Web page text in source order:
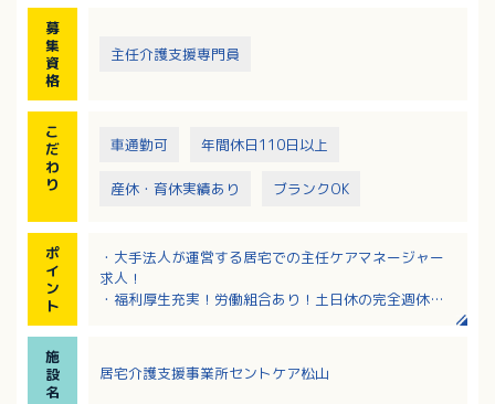
募
集
資
格
主任介護支援専門員
こ
だ
わ
り
車通勤可 年間休日110日以上
産休・育休実績あり ブランクOK
ポ
イ
ン
ト
・大手法人が運営する居宅での主任ケアマネージャー
求人！
・福利厚生充実！労働組合あり！土日休の完全週休二
心！
・月給270,000円以上（定額手当込み）で高給与も魅
施
設
名
居宅介護支援事業所セントケア松山